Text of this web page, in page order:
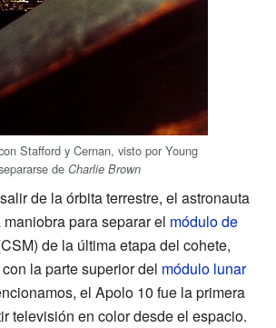
Stafford y Cernan, visto por Young
de Charlie Brown
de la órbita terrestre, el astronauta
para separar el módulo de
de la última etapa del cohete,
la parte superior del módulo lunar
el Apolo 10 fue la primera
televisión en color desde el espacio.